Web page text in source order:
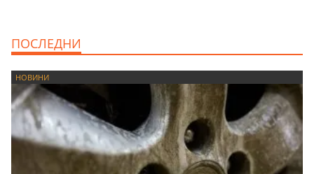
ПОСЛЕДНИ
НОВИНИ